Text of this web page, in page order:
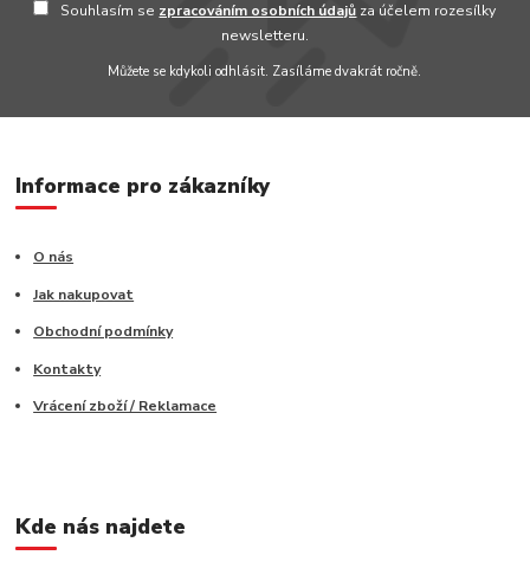
Souhlasím se zpracováním osobních údajů za účelem rozesílky
newsletteru.
Můžete se kdykoli odhlásit. Zasíláme dvakrát ročně.
Informace pro zákazníky
O nás
Jak nakupovat
Obchodní podmínky
Kontakty
Vrácení zboží / Reklamace
Kde nás najdete